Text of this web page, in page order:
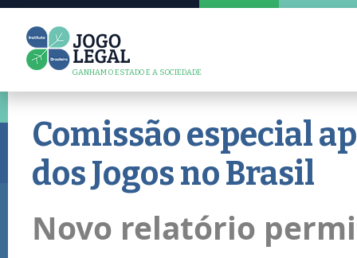
GANHAM O ESTADO E A SOCIEDADE
Comissão especial
dos Jogos no Brasil
Novo relatório